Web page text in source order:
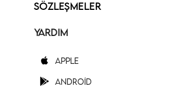
SÖZLEŞMELER
YARDIM
Apple
Android